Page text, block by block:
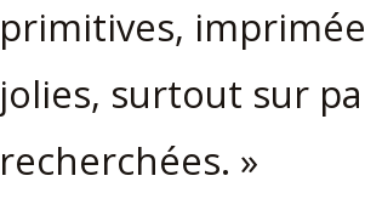
primitives,
jolies, surtout sur
recherchées. »